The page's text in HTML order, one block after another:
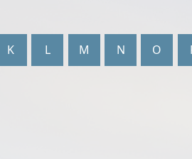
K L M N O